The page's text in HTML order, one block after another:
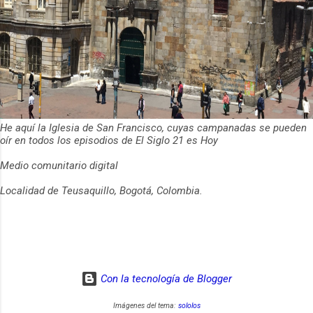
He aquí la Iglesia de San Francisco, cuyas campanadas se pueden
oír en todos los episodios de El Siglo 21 es Hoy
Medio comunitario digital
Localidad de Teusaquillo, Bogotá, Colombia.
Con la tecnología de Blogger
Imágenes del tema: sololos